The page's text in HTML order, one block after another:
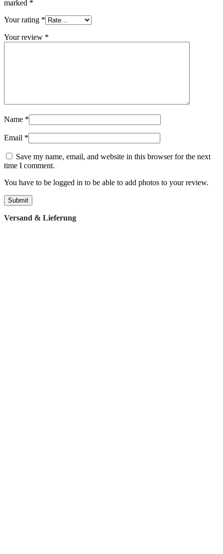
marked *
Your rating *
Your review *
Name *
Email *
Save my name, email, and website in this browser for the next
time I comment.
You have to be logged in to be able to add photos to your review.
Versand & Lieferung